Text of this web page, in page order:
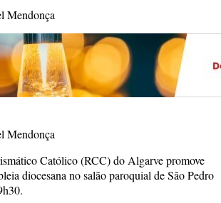
Mendonça
Mendonça
Católico (RCC) do Algarve promove
diocesana no salão paroquial de São Pedro